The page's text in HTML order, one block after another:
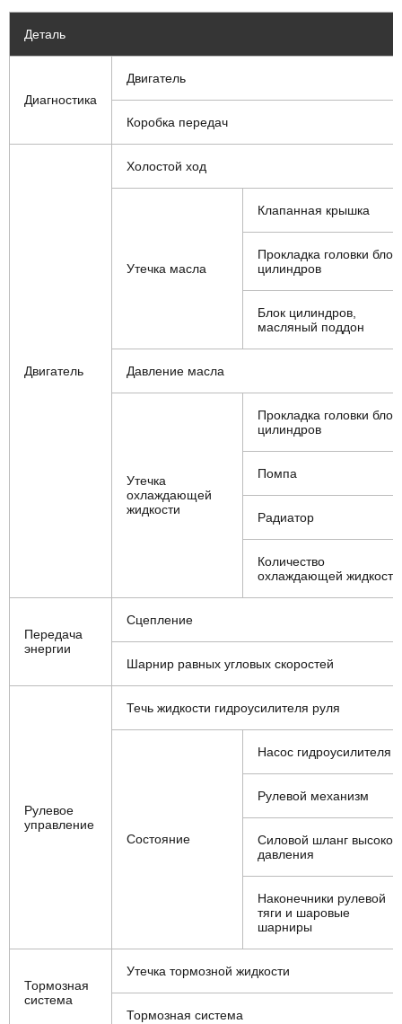
Деталь
Диагностика
Двигатель
Коробка передач
Двигатель
Холостой ход
Утечка масла
Клапанная крышка
Прокладка головки
цилиндров
Блок цилиндров,
масляный поддон
Давление масла
Утечка
охлаждающей
жидкости
Прокладка головки
цилиндров
Помпа
Радиатор
Количество
охлаждающей жидкости
Передача
энергии
Сцепление
Шарнир равных угловых скоростей
Рулевое
управление
Течь жидкости гидроусилителя руля
Состояние
Насос гидроусилителя
Рулевой механизм
Силовой шланг
давления
Наконечники рулевой
тяги и шаровые
шарниры
Тормозная
система
Утечка тормозной жидкости
Тормозная система